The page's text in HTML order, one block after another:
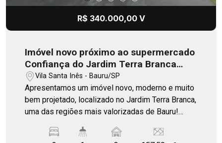
R$ 340.000,00 V
Imóvel novo próximo ao supermercado
Confiança do Jardim Terra Branca
excelente localização
Vila Santa Inês - Bauru/SP
Apresentamos um imóvel novo, moderno e muito
bem projetado, localizado no Jardim Terra Branca,
uma das regiões mais valorizadas de Bauru!
Barracão e às principais vias de acesso da